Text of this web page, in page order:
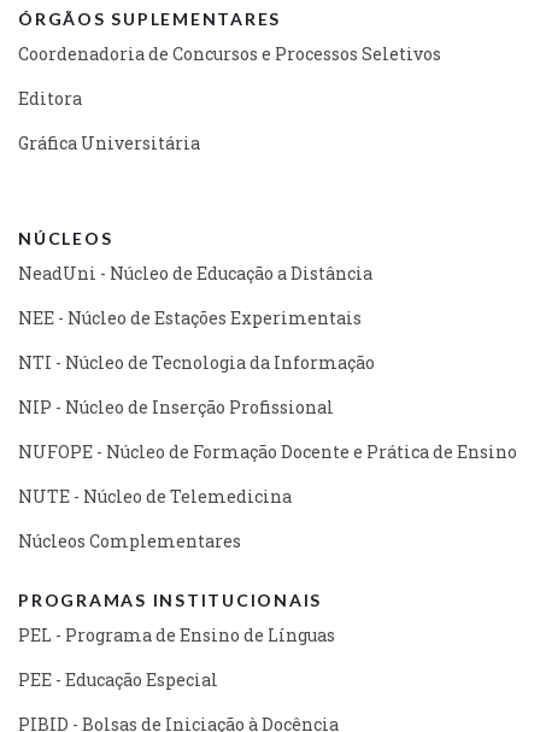
ÓRGÃOS SUPLEMENTARES
Coordenadoria de Concursos e Processos Seletivos
Editora
Gráfica Universitária
NÚCLEOS
NeadUni - Núcleo de Educação a Distância
NEE - Núcleo de Estações Experimentais
NTI - Núcleo de Tecnologia da Informação
NIP - Núcleo de Inserção Profissional
NUFOPE - Núcleo de Formação Docente e Prática de Ensino
NUTE - Núcleo de Telemedicina
Núcleos Complementares
PROGRAMAS INSTITUCIONAIS
PEL - Programa de Ensino de Línguas
PEE - Educação Especial
PIBID - Bolsas de Iniciação à Docência